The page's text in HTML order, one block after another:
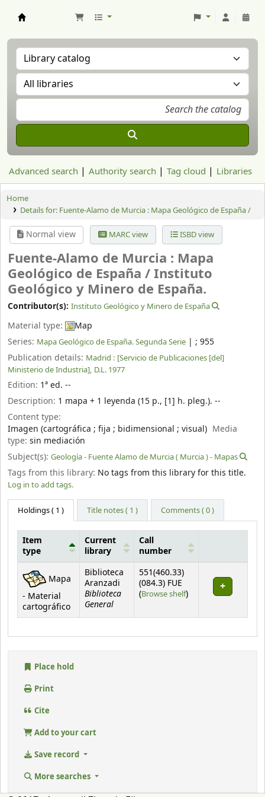
Advanced search Authority search Tag cloud Libraries
Home
Details for: Fuente-Alamo de Murcia : Mapa Geológico de España /
Normal view MARC view ISBD view
Fuente-Alamo de Murcia : Mapa
Geológico de España /Instituto
Geológico y Minero de España.
Contributor(s): Instituto Geológico y Minero de España
Material type:
Map
Series: Mapa Geológico de España. Segunda Serie | ; 955
Publication details: Madrid : [Servicio de Publicaciones [del]
Ministerio de Industria], D.L. 1977
Edition: 1ª ed. --
Description: 1 mapa + 1 leyenda (15 p., [1] h. pleg.). --
Content type:
Imagen (cartográfica ; fija ; bidimensional ; visual) Media
type: sin mediación
Subject(s): Geología - Fuente Alamo de Murcia ( Murcia ) - Mapas
Tags from this library: No tags from this library for this title.
Log in to add tags.
Holdings( 1 ) Title notes ( 1 ) Comments ( 0 )
Holdings
Item
type
Current
library
Call
number
Mapa
- Material
cartográfico
Biblioteca
Aranzadi
Biblioteca
General
551(460.33)
(084.3) FUE
(Browse shelf(Opens below)
)
Place hold
Print
Cite
Add to your cart
Save record
More searches